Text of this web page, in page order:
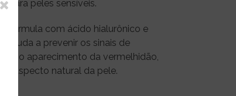
para peles sensíveis.
fórmula com ácido hialurônico e
ajuda a prevenir os sinais de
o aparecimento da vermelhidão,
e aspecto natural da pele.